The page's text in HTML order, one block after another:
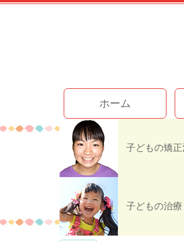
コ
ッ
今井歯科ク
ホーム
子どもの矯正
子どもの治